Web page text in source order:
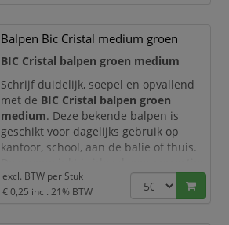
werkdocumenten, bestellijsten, brieven
en algemene kantooradministratie.
De BIC Round Stic staat bekend om zijn
eenvoudige,
Balpen Bic Cristal medium groen
BIC Cristal balpen groen medium
Schrijf duidelijk, soepel en opvallend
met de BIC Cristal balpen groen
medium. Deze bekende balpen is
geschikt voor dagelijks gebruik op
kantoor, school, aan de balie of thuis.
controles, kleurcodering, opmerkingen
en duidelijke aantekeningen.
excl. BTW per Stuk
€ 0,25 incl. 21% BTW